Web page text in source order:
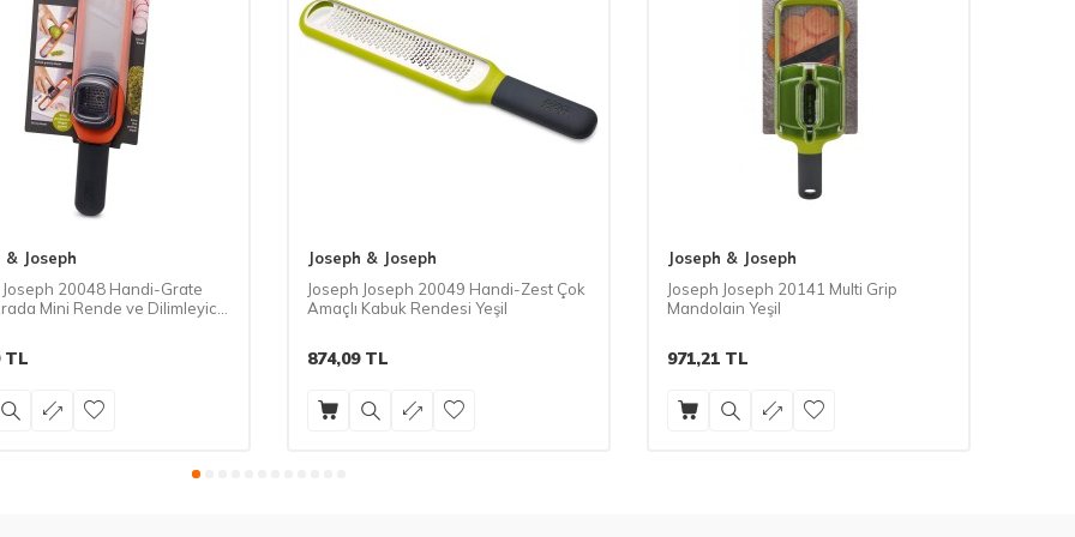
& Joseph
Joseph 20048 Handi-Grate
Mini Rende ve Dilimleyici
TL
Joseph & Joseph
Joseph Joseph 20049 Handi-Zest Çok
Amaçlı Kabuk Rendesi Yeşil
874,09TL
Joseph & Joseph
Joseph Joseph 20141 Multi Grip
Mandolain Yeşil
971,21 TL